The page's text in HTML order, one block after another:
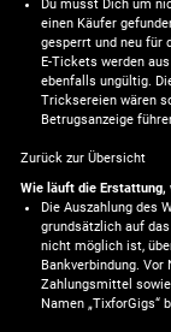
Du musst Dich um
einen Käufer
gesperrt und neu für
E-Tickets werden
ebenfalls ungültig.
Tricksereien wären
Betrugsanzeige
Zurück zur Übersicht
Wie läuft die
Die Auszahlung des
grundsätzlich auf
nicht möglich ist,
Bankverbindung.
Zahlungsmittel
Namen „TixforGigs“